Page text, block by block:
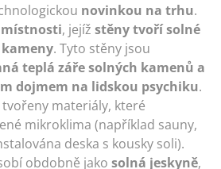
novinkou na trhu.
, jejíž stěny tvoří solné
. Tyto stěny jsou
teplá záře solných kamenů a
dojmem na lidskou psychiku.
materiály, které
mikroklima (například sauny,
deska s kousky soli).
obdobně jako solná jeskyně,